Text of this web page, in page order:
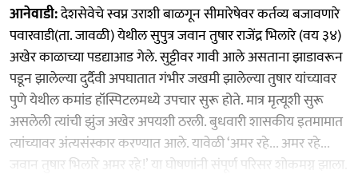
आनेवाडी:देशसेवेचे स्वप्न उराशी बाळगून सीमारेषेवर कर्तव्य बजावणारे
पवारवाडी(ता. जावळी) येथील सुपुत्र जवान तुषार राजेंद्र भिलारे (वय ३४)
अखेर काळाच्या पडद्याआड गेले. सुट्टीवर गावी आले असताना झाडावरून
पडून झालेल्या दुर्दैवी अपघातात गंभीर जखमी झालेल्या तुषार यांच्यावर
पुणे येथील कमांड हॉस्पिटलमध्ये उपचार सुरू होते. मात्र मृत्यूशी सुरू
असलेली त्यांची झुंज अखेर अपयशी ठरली. बुधवारी शासकीय इतमामात
त्यांच्यावर अंत्यसंस्कार करण्यात आले. यावेळी ‘अमर रहे... अमर रहे...
जवान तुषार भिलारे अमर रहे!’ या घोषणांनी संपूर्ण परिसर शोकमग्न झाला.